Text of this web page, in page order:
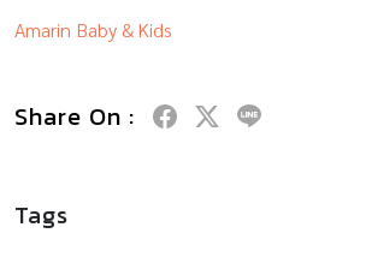
Amarin Baby & Kids
Share On :
Tags